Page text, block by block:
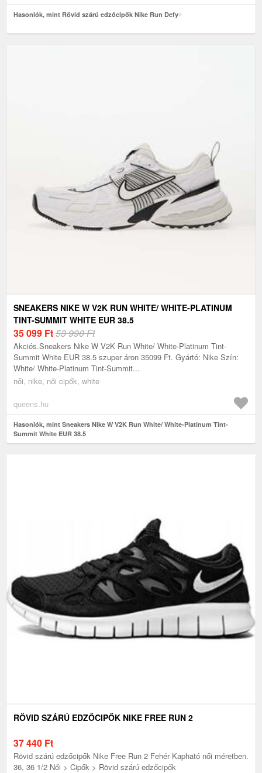
Hasonlók, mint Rövid szárú edzőcipők Nike Run Defy
SNEAKERS NIKE W V2K RUN WHITE/ WHITE-PLATINUM
TINT-SUMMIT WHITE EUR 38.5
35 099 Ft53 990 Ft
Akciós.Sneakers Nike W V2K Run White/ White-Platinum Tint-
Summit White EUR 38.5 szuper áron 35099 Ft. Gyártó: Nike Szín:
White/ White-Platinum Tint-Summit...
női, nike, női cipők, white
queens.hu
Hasonlók, mint Sneakers Nike W V2K Run White/ White-Platinum Tint-
Summit White EUR 38.5
RÖVID SZÁRÚ EDZŐCIPŐK NIKE FREE RUN 2
37 440 Ft
Rövid szárú edzőcipők Nike Free Run 2 Fehér Kapható női méretben.
36, 36 1/2 Női > Cipők > Rövid szárú edzőcipők